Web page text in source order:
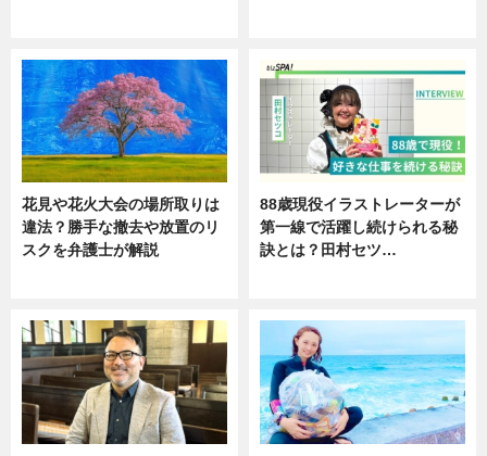
花見や花火大会の場所取りは
違法？勝手な撤去や放置のリ
スクを弁護士が解説
88歳現役イラストレーターが
第一線で活躍し続けられる秘
訣とは？田村セツ…